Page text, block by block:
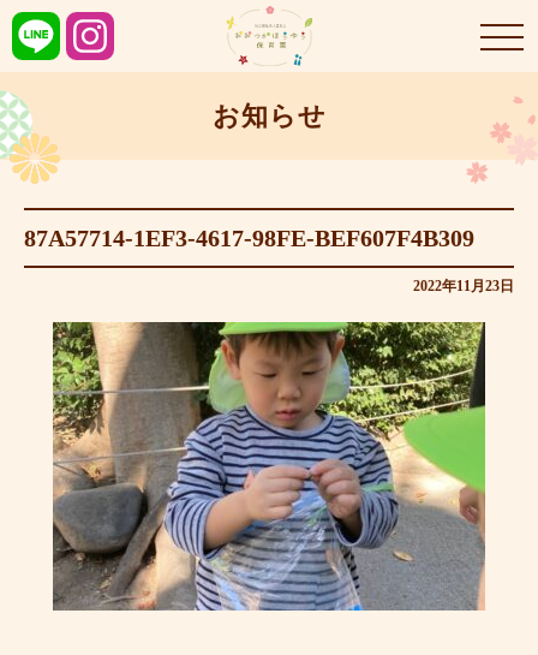
お知らせ
87A57714-1EF3-4617-98FE-BEF607F4B309
2022年11月23日